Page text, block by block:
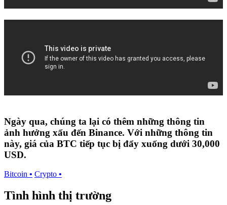
Ngày qua, chúng ta lại có thêm những thông tin
ảnh hưởng xấu đến Binance. Với những thông tin
này, giá của BTC tiếp tục bị đẩy xuống dưới 30,000
USD.
Bitcoin • Crypto •
Tình hình thị trường